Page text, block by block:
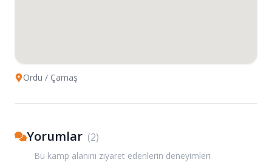
Ordu / Çamaş
Yorumlar (2)
Bu kamp alanını ziyaret edenlerin deneyimleri